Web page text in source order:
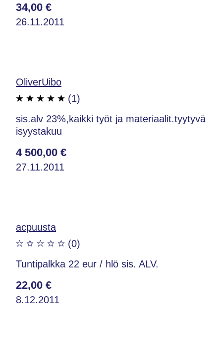
34,00 €
26.11.2011
OliverUibo
(1)
sis.alv 23%,kaikki työt ja materiaalit.tyytyvä
isyystakuu
4 500,00 €
27.11.2011
acpuusta
(0)
Tuntipalkka 22 eur / hlö sis. ALV.
22,00 €
8.12.2011